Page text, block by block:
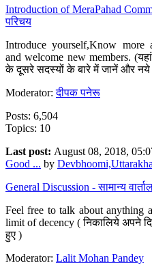
Introduction of MeraPahad
परिचय
Introduce yourself,Know more
and welcome new members.
के दूसरे सदस्यों के बारे में जानें और नये
Moderator:दीपक पनेरू
Posts: 6,504
Topics: 10
Last post: August 08, 2018,
Good ... by
General Discussion - सामान्य
Feel free to talk about anything
limit of decency ( निकालिये अपने
हुए )
Moderator: Lalit Mohan Pandey